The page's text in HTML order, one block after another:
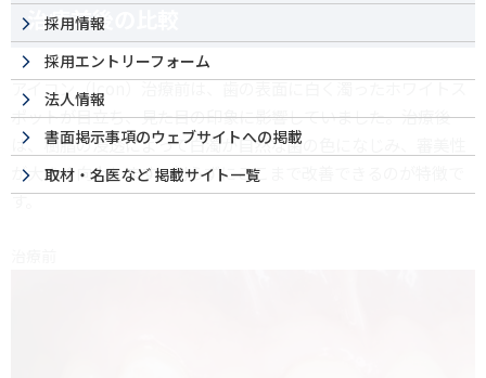
治療前後の比較
アイコン（Icon）治療前は、歯の表面に白く濁ったホワイトス
ポットが目立ち、見た目の印象に影響していました。治療後
は、樹脂の浸透によって白濁が自然な歯の色になじみ、審美性
が大きく向上します。削らずにここまで改善できるのが特徴で
す。
採用情報
採用エントリーフォーム
法人情報
書面掲示事項のウェブサイトへの掲載
取材・名医など 掲載サイト一覧